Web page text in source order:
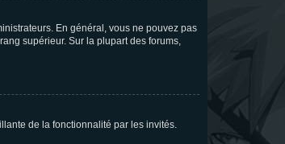
En général, vous ne pouvez pas
supérieur. Sur la plupart des forums,
de la fonctionnalité par les invités.